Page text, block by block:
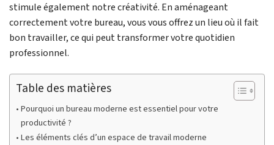
stimule également notre créativité. En aménageant
correctement votre bureau, vous vous offrez un lieu où il fait
bon travailler, ce qui peut transformer votre quotidien
professionnel.
Table des matières
Pourquoi un bureau moderne est essentiel pour votre
productivité ?
Les éléments clés d’un espace de travail moderne